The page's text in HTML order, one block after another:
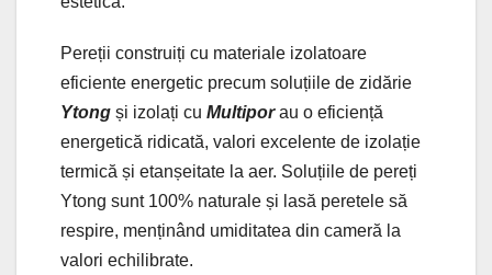
Pereții construiți cu materiale izolatoare
eficiente energetic precum soluțiile de zidărie
Ytong și izolați cu Multiporau o eficiență
energetică ridicată, valori excelente de izolație
termică și etanșeitate la aer. Soluțiile de pereți
Ytong sunt 100% naturale și lasă peretele să
respire, menținând umiditatea din cameră la
valori echilibrate.